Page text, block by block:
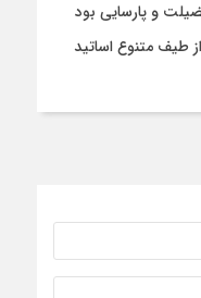
و پارسایی بود
طیف متنوع اساتید